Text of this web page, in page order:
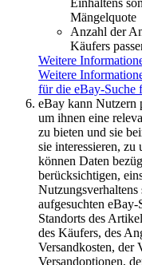
Einhaltens
Mängelquote
Anzahl der
Käufers
Weitere
Weitere
für die eBay-Suche
eBay kann Nutzern
um ihnen eine
zu bieten und sie
sie interessieren, zu
können Daten
berücksichtigen,
aufgesuchten
Standorts des
des Käufers, des
Versandkosten, der
Versandoptionen,